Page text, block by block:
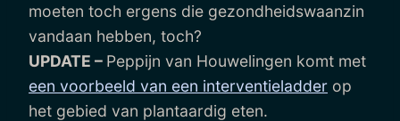
moeten toch ergens die gezondheidswaanzin
vandaan hebben, toch?
UPDATE – Peppijn van Houwelingen komt met
een voorbeeld van een interventieladder op
het gebied van plantaardig eten.